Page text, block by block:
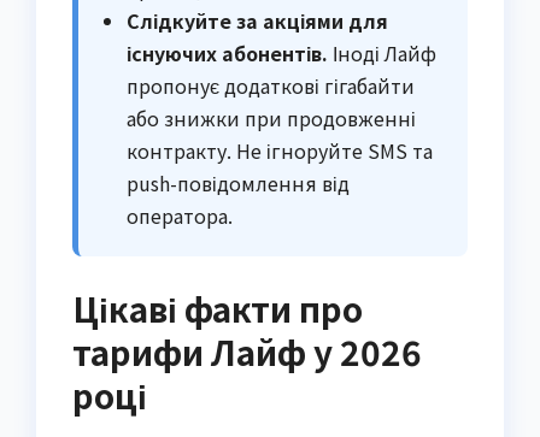
Слідкуйте за акціями для
існуючих абонентів. Іноді Лайф
пропонує додаткові гігабайти
або знижки при продовженні
контракту. Не ігноруйте SMS та
push-повідомлення від
оператора.
Цікаві факти про
тарифи Лайф у 2026
році